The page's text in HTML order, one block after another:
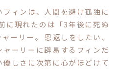
クパルフェ
クエッセイ
ィンは、人間を避け孤独に
に現れたのは「3年後に死ぬ
ーリー。 恩返しをしたい、
ーリーに辟易するフィンだ
しさに次第に心がほどけて